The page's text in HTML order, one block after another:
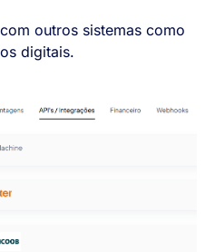
outros sistemas como
digitais.